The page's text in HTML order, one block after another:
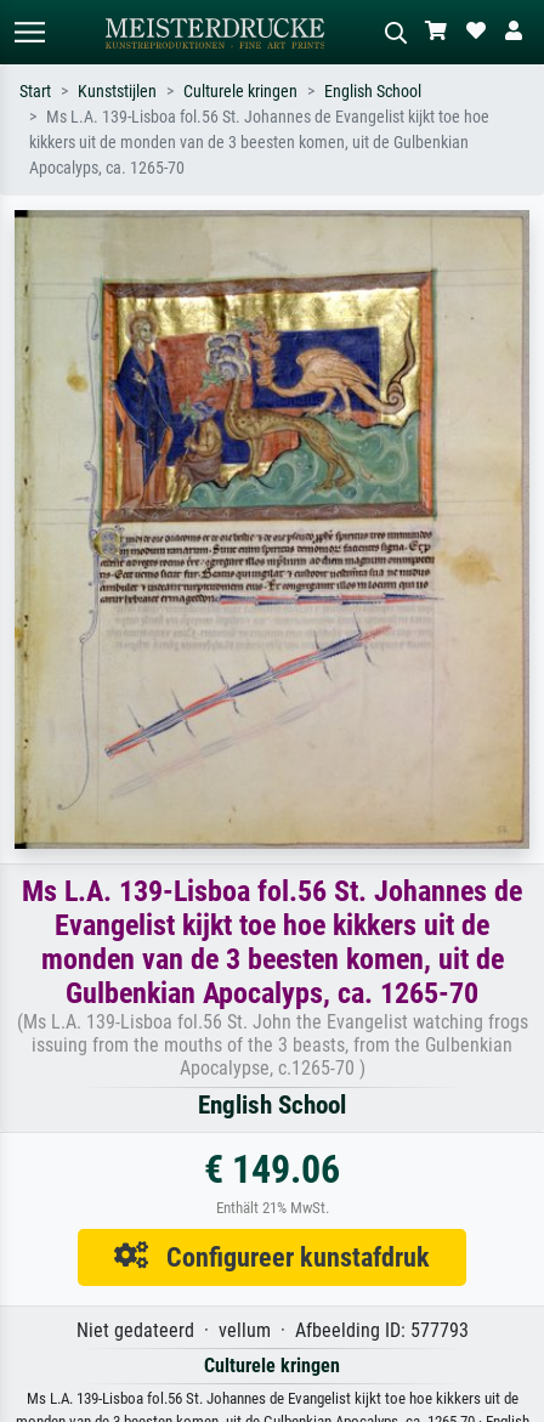
Standaard zoeken AI-beeldzoeker
Zoek op kunstenaar, titel of stijl – bijv.
Start Kunststijlen Culturele kringen
English School
Ms L.A. 139-Lisboa fol.56 St. Johannes de Evangelist kijkt toe hoe
kikkers uit de monden van de 3 beesten komen, uit de Gulbenkian
Apocalyps, ca. 1265-70
Ms L.A. 139-Lisboa fol.56 St. Johannes de
Evangelist kijkt toe hoe kikkers uit de
monden van de 3 beesten komen, uit de
Gulbenkian Apocalyps, ca. 1265-70
(Ms L.A. 139-Lisboa fol.56 St. John the Evangelist watching frogs
issuing from the mouths of the 3 beasts, from the Gulbenkian
Apocalypse, c.1265-70 )
English School
€ 149.06
Enthält 21% MwSt.
Configureer kunstafdruk
Niet gedateerd · vellum · Afbeelding ID: 577793
Culturele kringen
Ms L.A. 139-Lisboa fol.56 St. Johannes de Evangelist kijkt toe hoe kikkers uit de